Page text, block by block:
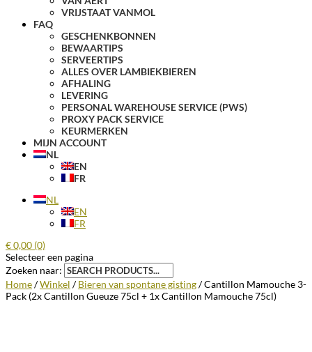
VRIJSTAAT VANMOL
FAQ
GESCHENKBONNEN
BEWAARTIPS
SERVEERTIPS
ALLES OVER LAMBIEKBIEREN
AFHALING
LEVERING
PERSONAL WAREHOUSE SERVICE (PWS)
PROXY PACK SERVICE
KEURMERKEN
MIJN ACCOUNT
NL
EN
FR
NL
EN
FR
€0,00 (0)
Selecteer een pagina
Zoeken naar:
Home/Winkel /Bieren van spontane gisting/ Cantillon Mamouche 3-
Pack (2x Cantillon Gueuze 75cl + 1x Cantillon Mamouche 75cl)